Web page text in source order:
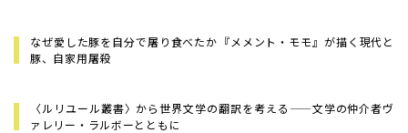
なぜ愛した豚を自分で屠り食べたか――『メメント・モモ』が描く現代と
豚、自家用屠殺
〈ルリユール叢書〉から世界文学の翻訳を考える——文学の仲介者ヴ
ァレリー・ラルボーとともに